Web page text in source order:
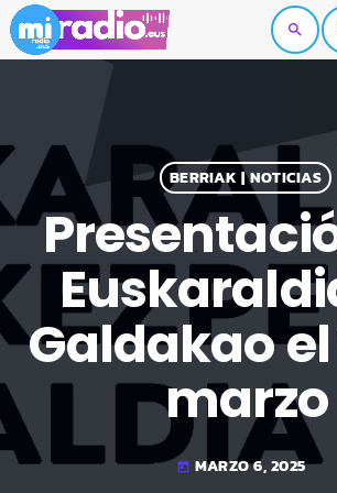
search
BERRIAK | NOTICIAS
Galdakao el
marzo
today MARZO 6, 2025